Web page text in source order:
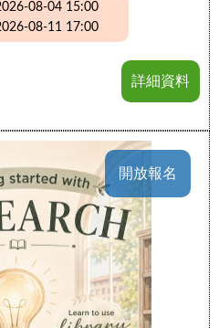
08-04 15:00
08-11 17:00
詳細資料
開放報名